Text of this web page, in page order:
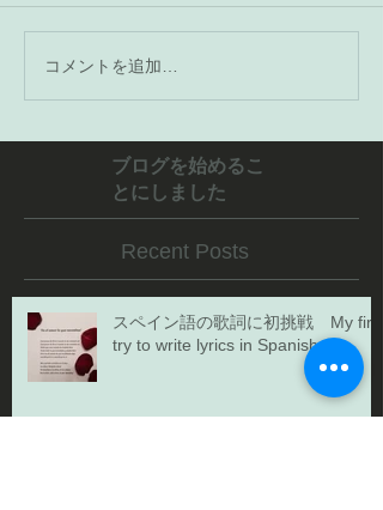
コメントを追加…
ブログを始めるこ
とにしました
Recent Posts
スペイン語の歌詞に初挑戦 My first
try to write lyrics in Spanish